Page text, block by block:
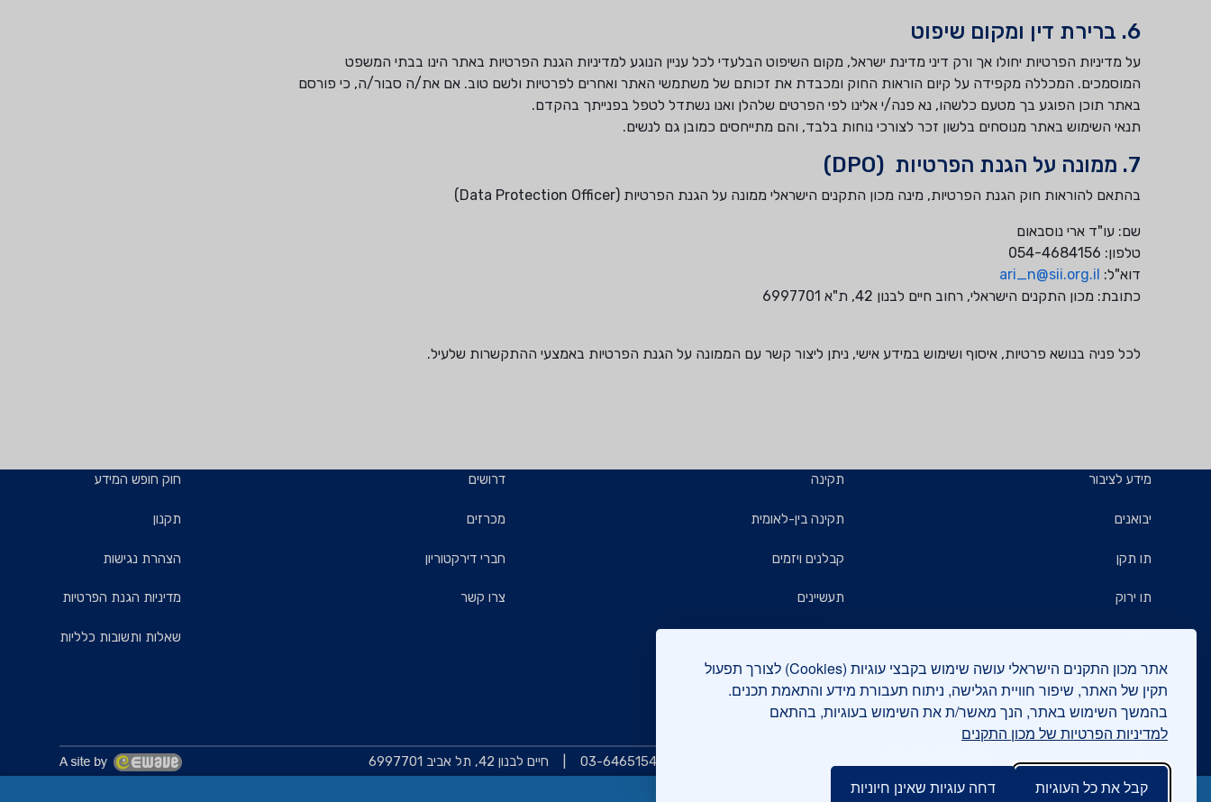
אתר מכון התקנים הישראלי עושה שימוש בקבצי עוגיות (Cookies) לצורך תפעול
תקין של האתר, שיפור חוויית הגלישה, ניתוח תעבורת מידע והתאמת תכנים.
בהמשך השימוש באתר, הנך מאשר/ת את השימוש בעוגיות, בהתאם
למדיניות הפרטיות של מכון התקנים
קבל את כל העוגיות דחה עוגיות שאינן חיוניות
6. ברירת דין ומקום שיפוט
על מדיניות הפרטיות יחולו אך ורק דיני מדינת ישראל, מקום השיפוט הבלעדי לכל עניין הנוגע למדיניות הגנת הפרטיות באתר הינו בבתי המשפט
המוסמכים. המכללה מקפידה על קיום הוראות החוק ומכבדת את זכותם של משתמשי האתר ואחרים לפרטיות ולשם טוב. אם את/ה סבור/ה, כי פורסם
באתר תוכן הפוגע בך מטעם כלשהו, נא פנה/י אלינו לפי הפרטים שלהלן ואנו נשתדל לטפל בפנייתך בהקדם.
תנאי השימוש באתר מנוסחים בלשון זכר לצורכי נוחות בלבד, והם מתייחסים כמובן גם לנשים.
7. ממונה על הגנת הפרטיות (DPO)
בהתאם להוראות חוק הגנת הפרטיות, מינה מכון התקנים הישראלי ממונה על הגנת הפרטיות (Data Protection Officer)
שם: עו"ד ארי נוסבאום
טלפון: 054-4684156
דוא"ל: ari_n@sii.org.il
כתובת: מכון התקנים הישראלי, רחוב חיים לבנון 42, ת"א 6997701
לכל פניה בנושא פרטיות, איסוף ושימוש במידע אישי, ניתן ליצור קשר עם הממונה על הגנת הפרטיות באמצעי ההתקשרות שלעיל.
מידע לציבור
יבואנים
תו תקן
תו ירוק
המכללה
תקינה
תקינה בין-לאומית
קבלנים ויזמים
תעשיינים
בנייה ירוקה
אישורים והתעדות
דרושים
מכרזים
חברי דירקטוריון
צרו קשר
חוק חופש המידע
תקנון
הצהרת נגישות
מדיניות הגנת הפרטיות
שאלות ותשובות כלליות
עיקבו אחרינו 03-6465154 חיים לבנון 42, תל אביב 6997701
השאירו פרטים